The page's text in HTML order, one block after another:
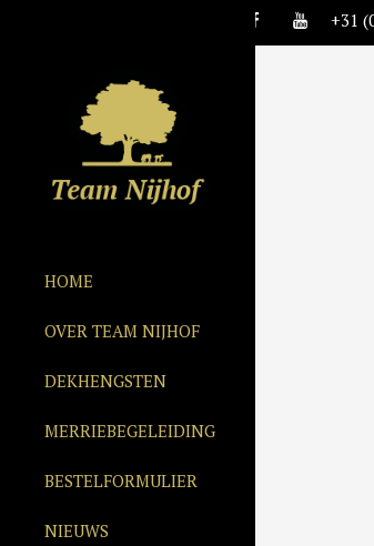
+31
HOME
OVER TEAM NIJHOF
DEKHENGSTEN
MERRIEBEGELEIDING
BESTELFORMULIER
NIEUWS